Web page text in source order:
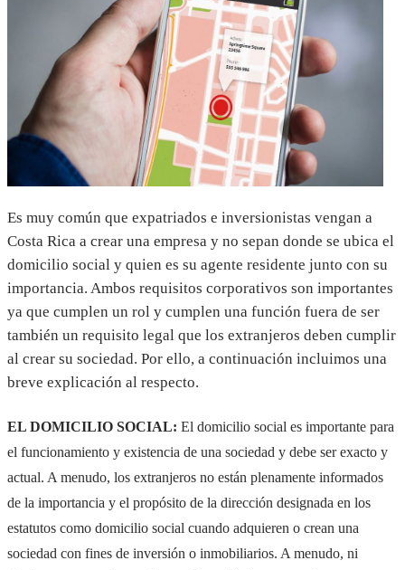
Es muy común que expatriados e inversionistas vengan a
Costa Rica a crear una empresa y no sepan donde se ubica el
domicilio social y quien es su agente residente junto con su
importancia. Ambos requisitos corporativos son importantes
ya que cumplen un rol y cumplen una función fuera de ser
también un requisito legal que los extranjeros deben cumplir
al crear su sociedad. Por ello, a continuación incluimos una
breve explicación al respecto.
EL DOMICILIO SOCIAL: El domicilio social es importante para
el funcionamiento y existencia de una sociedad y debe ser exacto y
actual. A menudo, los extranjeros no están plenamente informados
de la importancia y el propósito de la dirección designada en los
estatutos como domicilio social cuando adquieren o crean una
sociedad con fines de inversión o inmobiliarios. A menudo, ni